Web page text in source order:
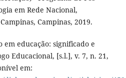
em Rede Nacional,
Campinas, 2019.
em educação: significado e
Educacional, [s.l.], v. 7, n. 21,
em: